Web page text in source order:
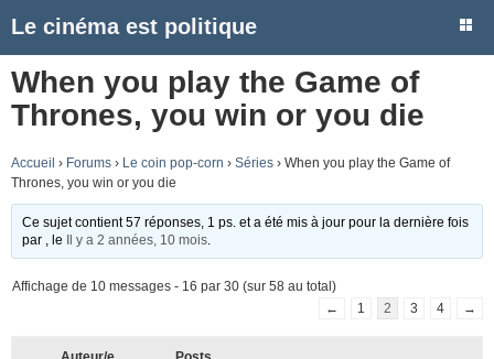
Le cinéma est politique
When you play the Game of
Thrones, you win or you die
Accueil › Forums › Le coin pop-corn › Séries › When you play the Game of
Thrones, you win or you die
Ce sujet contient 57 réponses, 1 ps. et a été mis à jour pour la dernière fois
par
, le Il y a 2 années, 10 mois
Affichage de 10 messages - 16 par 30 (sur 58 au total)
←
1 2 3 4 →